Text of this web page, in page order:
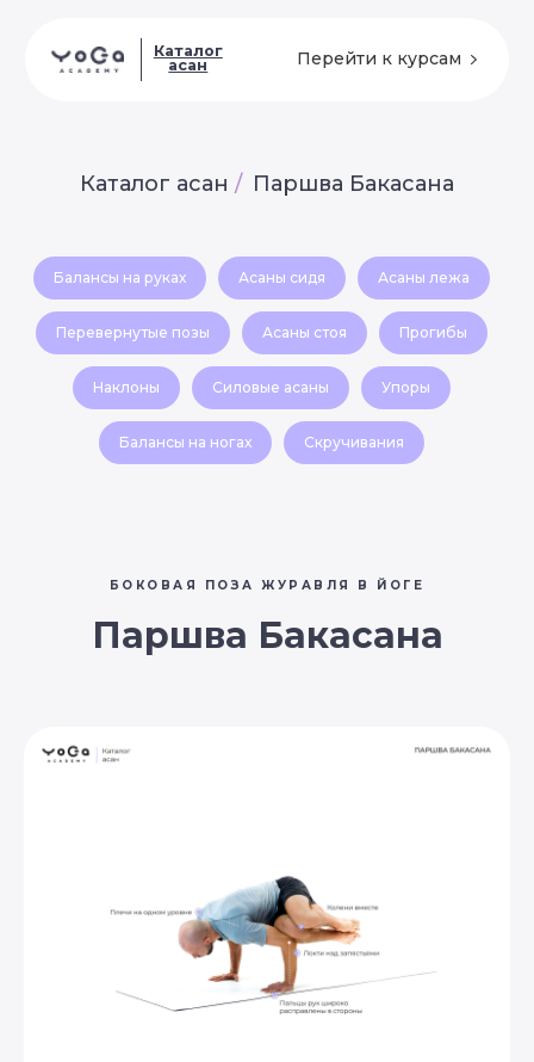
Каталог
Каталог асан / Паршва Бакасана
Балансы на руках Асаны сидя Асаны лежа
Перевернутые позы Асаны стоя Прогибы
Наклоны Силовые асаны Упоры
Балансы на ногах Скручивания
БОКОВАЯ ПОЗА ЖУРАВЛЯ В ЙОГЕ
Паршва Бакасана